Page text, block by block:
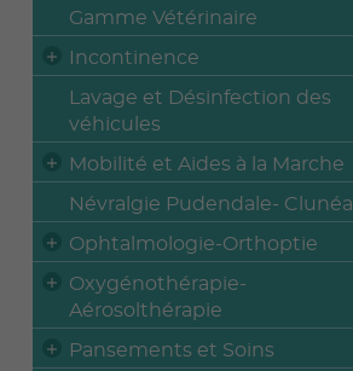
Gamme Vétérinaire
Incontinence
Lavage et Désinfection des
véhicules
Mobilité et Aides à la Marche
Névralgie Pudendale-
Ophtalmologie-Orthoptie
Oxygénothérapie-
Aérosolthérapie
Pansements et Soins